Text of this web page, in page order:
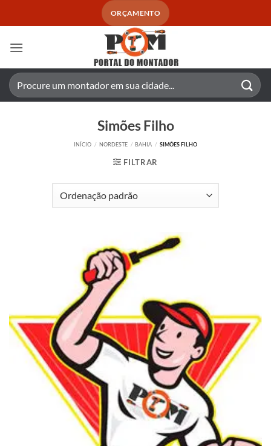
ORÇAMENTO
Pesquisar
por:
Simões Filho
INÍCIO / NORDESTE / BAHIA / SIMÕES FILHO
FILTRAR